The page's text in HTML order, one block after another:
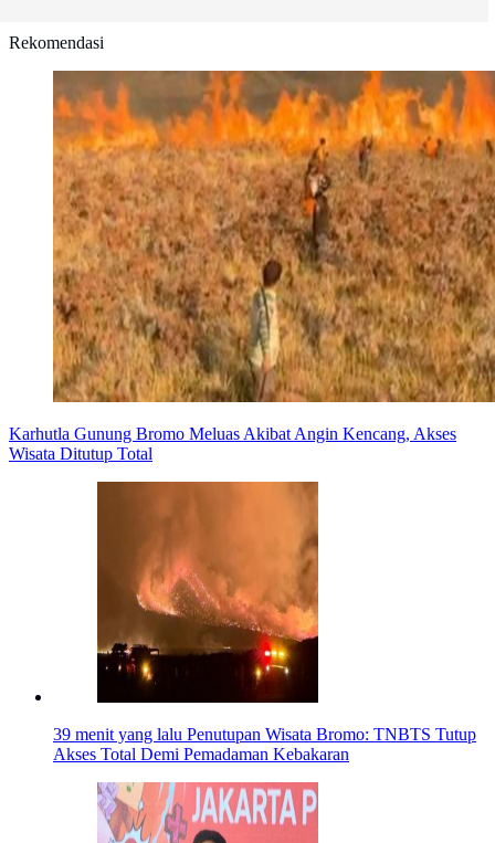
Rekomendasi
Karhutla Gunung Bromo Meluas Akibat Angin Kencang, Akses
Wisata Ditutup Total
39 menit yang lalu Penutupan Wisata Bromo: TNBTS Tutup
Akses Total Demi Pemadaman Kebakaran